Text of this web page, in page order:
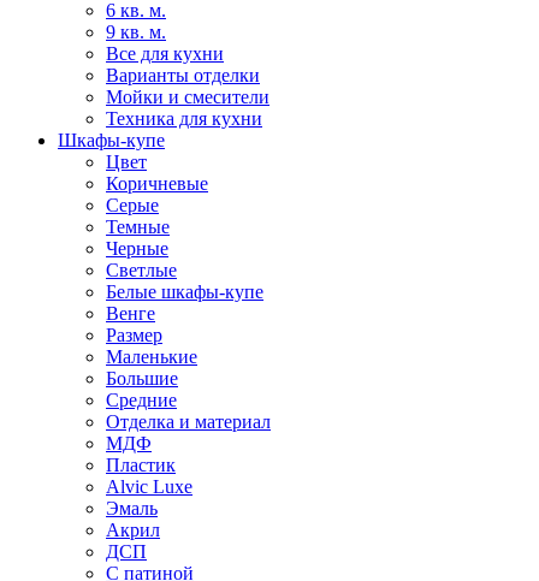
6 кв. м.
9 кв. м.
Все для кухни
Варианты отделки
Мойки и смесители
Техника для кухни
Шкафы-купе
Цвет
Коричневые
Серые
Темные
Черные
Светлые
Белые шкафы-купе
Венге
Размер
Маленькие
Большие
Средние
Отделка и материал
МДФ
Пластик
Alvic Luxe
Эмаль
Акрил
ДСП
С патиной